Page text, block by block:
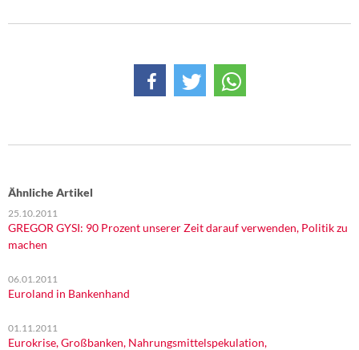
Ähnliche Artikel
25.10.2011
GREGOR GYSI: 90 Prozent unserer Zeit darauf verwenden, Politik zu
machen
06.01.2011
Euroland in Bankenhand
01.11.2011
Eurokrise, Großbanken, Nahrungsmittelspekulation,